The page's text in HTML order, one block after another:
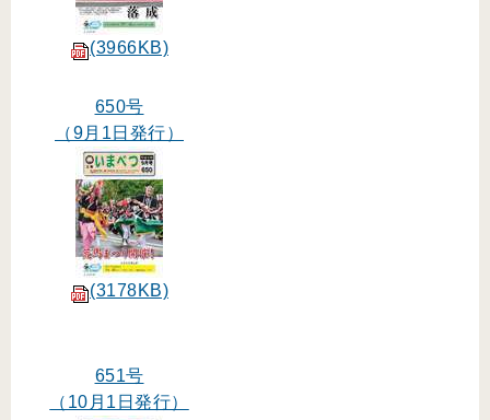
(3966KB)
650号
（9月1日発行）
(3178KB)
651号
（10月1日発行）